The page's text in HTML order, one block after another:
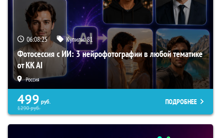
06:08:24 Купили:81
Фотосессия с ИИ: 3 нейрофотографии в любой тематике
от KK AI
Россия
499 руб.
1290руб.
ПОДРОБНЕЕ